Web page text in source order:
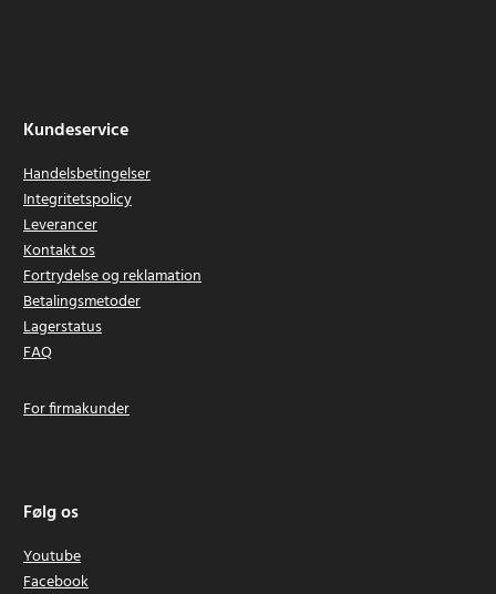
Kundeservice
Handelsbetingelser
Integritetspolicy
Leverancer
Kontakt os
Fortrydelse og reklamation
Betalingsmetoder
Lagerstatus
FAQ
For firmakunder
Følg os
Youtube
Facebook